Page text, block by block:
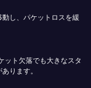
動し、パケットロスを緩
ット欠落でも大きなスタ
ります。